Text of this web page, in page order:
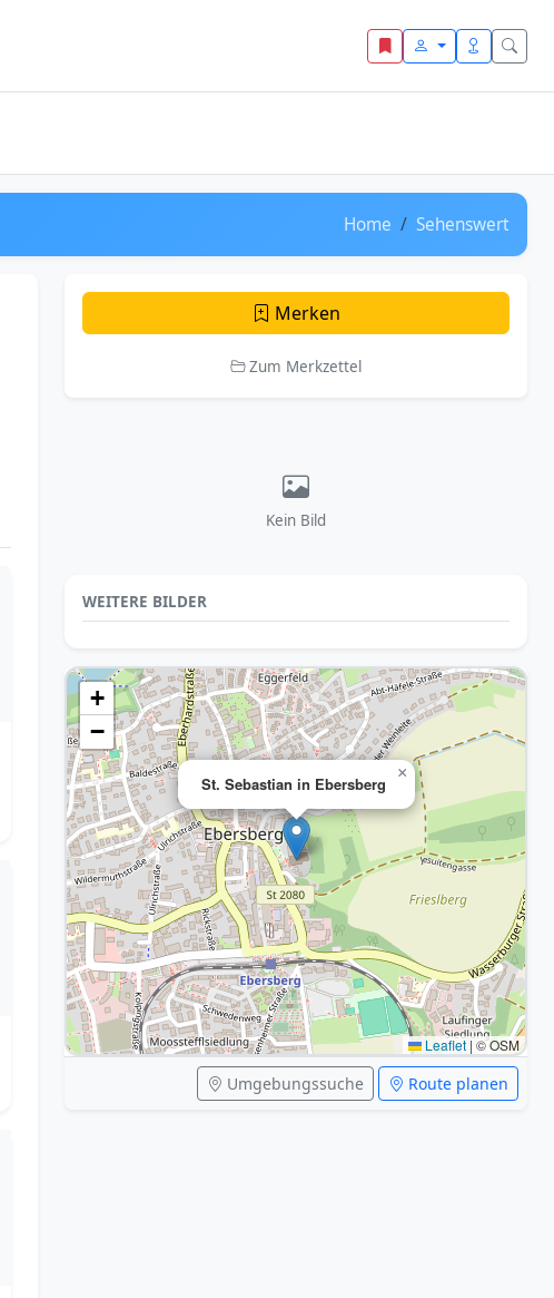
Home Sehenswert
Merken
Zum Merkzettel
Kein Bild
WEITERE BILDER
St. Sebastian in Ebersberg
×
+
−
Leaflet |© OSM
Umgebungssuche Route planen